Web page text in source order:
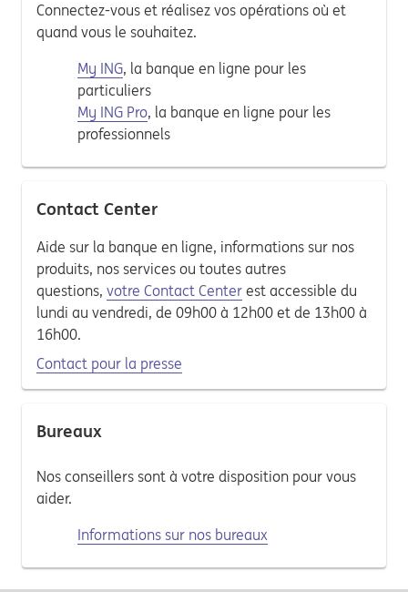
Connectez-vous et réalisez vos opérations où et
quand vous le souhaitez.
My ING, la banque en ligne pour les
particuliers
My ING Pro, la banque en ligne pour les
professionnels
Contact Center
Aide sur la banque en ligne, informations sur nos
produits, nos services ou toutes autres
questions, votre Contact Center est accessible du
lundi au vendredi, de 09h00 à 12h00 et de 13h00 à
16h00.
Contact pour la presse
Bureaux
Nos conseillers sont à votre disposition pour vous
aider.
Informations sur nos bureaux